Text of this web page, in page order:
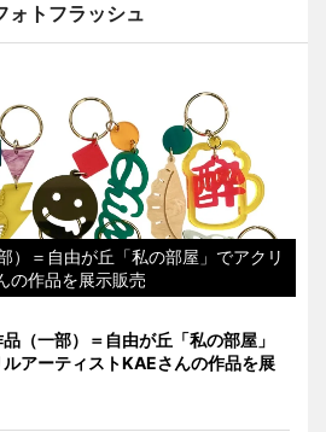
ォトフラッシュ
）＝自由が丘「私の部屋」でアクリ
の作品を展示販売
（一部）＝自由が丘「私の部屋」
アーティストKAEさんの作品を展